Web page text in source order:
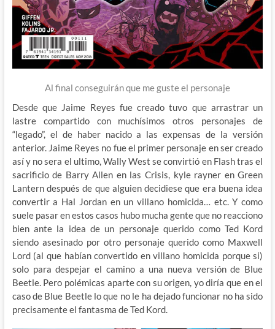
Al final conseguirán que me guste el personaje
Desde que Jaime Reyes fue creado tuvo que arrastrar un
lastre compartido con muchísimos otros personajes de
“legado”, el de haber nacido a las expensas de la versión
anterior. Jaime Reyes no fue el primer personaje en ser creado
así y no sera el ultimo, Wally West se convirtió en Flash tras el
sacrificio de Barry Allen en las Crisis, kyle rayner en Green
Lantern después de que alguien decidiese que era buena idea
convertir a Hal Jordan en un villano homicida… etc. Y como
suele pasar en estos casos hubo mucha gente que no reacciono
bien ante la idea de un personaje querido como Ted Kord
siendo asesinado por otro personaje querido como Maxwell
Lord (al que habían convertido en villano homicida porque si)
solo para despejar el camino a una nueva versión de Blue
Beetle. Pero polémicas aparte con su origen, yo diría que en el
caso de Blue Beetle lo que no le ha dejado funcionar no ha sido
precisamente el fantasma de Ted Kord.